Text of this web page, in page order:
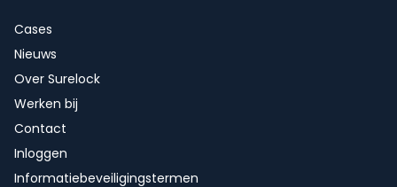
Cases
Nieuws
Over Surelock
Werken bij
Contact
Inloggen
Informatiebeveiligingstermen